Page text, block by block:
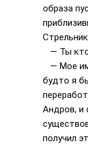
образа
— Ты кто
— Мое
будто я
Андров, и
получил